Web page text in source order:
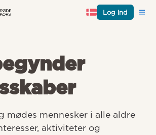
Log ind
mødes mennesker i alle aldre
aktiviteter og